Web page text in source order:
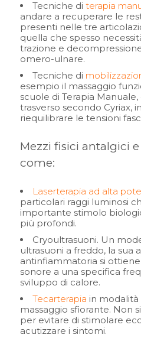
Tecniche di terapia
andare a recuperare le
presenti nelle tre
quella che spesso
trazione e
omero-ulnare.
Tecniche di
esempio il massaggio
scuole di Terapia Manuale,
trasverso secondo Cyriax,
riequilibrare le tensioni
Mezzi fisici antalgici
come:
Laserterapia ad alta
particolari raggi luminosi
importante stimolo
più profondi.
Cryoultrasuoni. Un
ultrasuoni a freddo, la sua
antinfiammatoria si
sonore a una specifica
sviluppo di calore.
Tecarterapia in
massaggio sfiorante. Non
per evitare di stimolare
acutizzare i sintomi.